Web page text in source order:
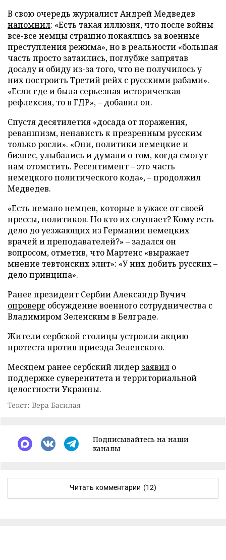
В свою очередь журналист Андрей Медведев
напомнил: «Есть такая иллюзия, что после войны
все-все немцы страшно покаялись за военные
преступления режима», но в реальности «большая
часть просто затаились, поглубже запрятав
досаду и обиду из-за того, что не получилось у
них построить Третий рейх с русскими рабами».
«Если где и была серьезная историческая
рефлексия, то в ГДР», – добавил он.
Спустя десятилетия «досада от поражения,
реваншизм, ненависть к презренным русским
только росли». «Они, политики немецкие и
бизнес, улыбались и думали о том, когда смогут
нам отомстить. Ресентимент – это часть
немецкого политического кода», – продолжил
Медведев.
«Есть немало немцев, которые в ужасе от своей
прессы, политиков. Но кто их слушает? Кому есть
дело до уезжающих из Германии немецких
врачей и преподавателей?» – задался он
вопросом, отметив, что Мартенс «выражает
мнение тевтонских элит»: «У них добить русских –
дело принципа».
Ранее президент Сербии Александр Вучич
опроверг обсуждение военного сотрудничества с
Владимиром Зеленским в Белграде.
Жители сербской столицыустроили акцию
протеста против приезда Зеленского.
Месяцем ранее сербский лидер заявил о
поддержке суверенитета и территориальной
целостности Украины.
Текст: Вера Басилая
Подписывайтесь на наши
каналы
Читать комментарии (12)